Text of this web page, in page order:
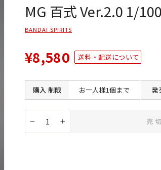
MG 百式 Ver.2.0 1/
BANDAI SPIRITS
¥8,580 送料・配送について
購入 制限 お一人様1個まで 発
+
売